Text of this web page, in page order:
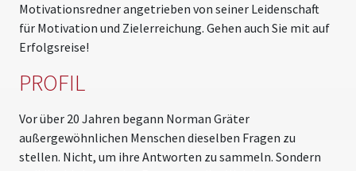
Motivationsredner angetrieben von seiner Leidenschaft
für Motivation und Zielerreichung. Gehen auch Sie mit auf
Erfolgsreise!
PROFIL
Vor über 20 Jahren begann Norman Gräter
außergewöhnlichen Menschen dieselben Fragen zu
stellen. Nicht, um ihre Antworten zu sammeln. Sondern